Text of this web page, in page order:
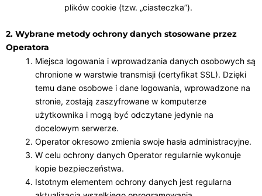
plików cookie (tzw. „ciasteczka”).
2. Wybrane metody ochrony danych stosowane przez
Operatora
Miejsca logowania i wprowadzania danych osobowych są
chronione w warstwie transmisji (certyfikat SSL). Dzięki
temu dane osobowe i dane logowania, wprowadzone na
stronie, zostają zaszyfrowane w komputerze
użytkownika i mogą być odczytane jedynie na
docelowym serwerze.
Operator okresowo zmienia swoje hasła administracyjne.
W celu ochrony danych Operator regularnie wykonuje
kopie bezpieczeństwa.
Istotnym elementem ochrony danych jest regularna